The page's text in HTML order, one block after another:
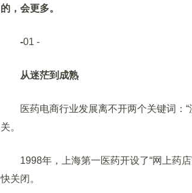
的，会更多。
-01 -
从迷茫到成熟
医药电商行业发展离不开两个关键词：“
关。
1998年，上海第一医药开设了“网上药店
快关闭。